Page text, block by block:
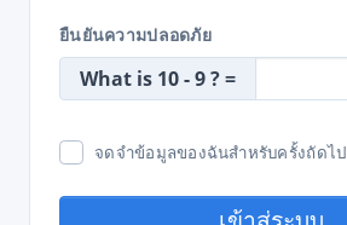
ยืนยันความปลอดภัย
What is 10 - 9 ? =
จดจำข้อมูลของฉันสำหรับครั้งถัดไป